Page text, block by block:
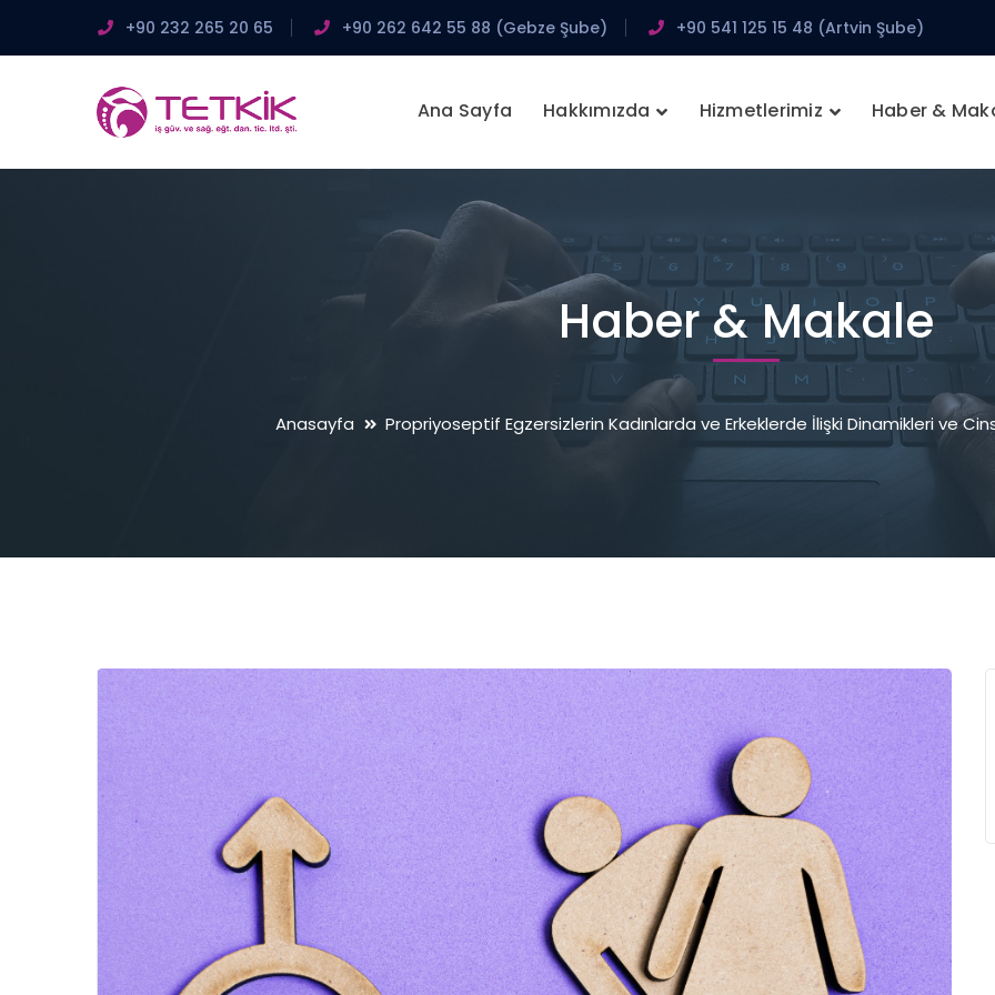
+90 232 265 20 65 +90 262 642 55 88 (Gebze Şube) +90 541 125 15 48 (Artvin Şube)
Ana Sayfa Hakkımızda Hizmetlerimiz Haber &
Haber & Makale
Anasayfa Propriyoseptif Egzersizlerin Kadınlarda ve Erkeklerde İlişki Dinamikleri ve